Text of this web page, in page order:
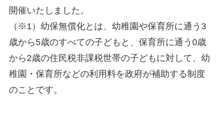
開催いたしました。
（※1）幼保無償化とは、幼稚園や保育所に通う3
歳から5歳のすべての子どもと、保育所に通う0歳
から2歳の住民税非課税世帯の子どもに対して、幼
稚園・保育所などの利用料を政府が補助する制度
のことです。